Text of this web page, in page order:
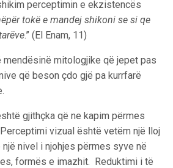
perceptimin e ekzistencës
tokë e mandej shikoni se si qe
.” (El Enam, 11)
mendësinë mitologjike që jepet pas
që beson çdo gjë pa kurrfarë
gjithçka që ne kapim përmes
vizual është vetëm një lloj
nivel i njohjes përmes syve në
formës e imazhit. Reduktimi i të